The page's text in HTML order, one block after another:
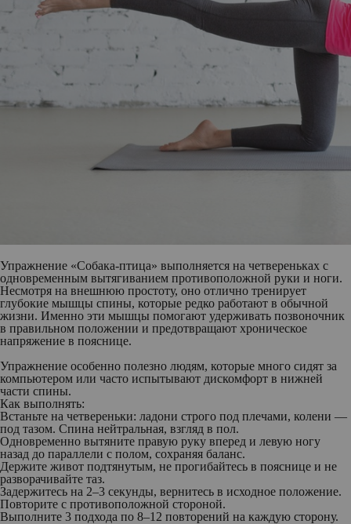
Упражнение «Собака-птица» выполняется на четвереньках с
одновременным вытягиванием противоположной руки и ноги.
Несмотря на внешнюю простоту, оно отлично тренирует
глубокие мышцы спины, которые редко работают в обычной
жизни. Именно эти мышцы помогают удерживать позвоночник
в правильном положении и предотвращают хроническое
напряжение в пояснице.
Упражнение особенно полезно людям, которые много сидят за
компьютером или часто испытывают дискомфорт в нижней
части спины.
Как выполнять:
Встаньте на четвереньки: ладони строго под плечами, колени —
под тазом. Спина нейтральная, взгляд в пол.
Одновременно вытяните правую руку вперед и левую ногу
назад до параллели с полом, сохраняя баланс.
Держите живот подтянутым, не прогибайтесь в пояснице и не
разворачивайте таз.
Задержитесь на 2–3 секунды, вернитесь в исходное положение.
Повторите с противоположной стороной.
Выполните 3 подхода по 8–12 повторений на каждую сторону.